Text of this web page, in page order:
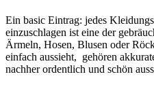
Ein basic Eintrag: jedes
einzuschlagen ist eine der
Ärmeln, Hosen, Blusen oder
einfach aussieht, gehören
nachher ordentlich und schön